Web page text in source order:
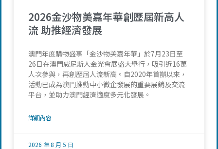
2026金沙物美嘉年華創歷屆新高人
流 助推經濟發展
澳門年度購物盛事「金沙物美嘉年華」於7月23日至
26日在澳門威尼斯人金光會展盛大舉行，吸引近16萬
人次參與，再創歷屆人流新高。自2020年首辦以來，
活動已成為澳門推動中小微企發展的重要展銷及交流
平台，並助力澳門經濟適度多元化發展。
詳細內容
2026 年 8 月 5 日